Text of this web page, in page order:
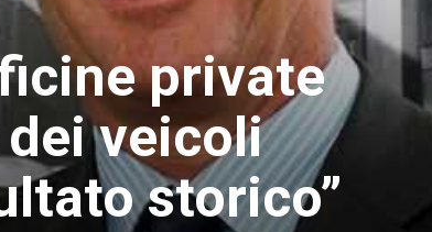
private
veicoli
storico”